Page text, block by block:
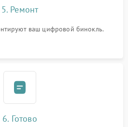
5. Ремонт
ваш цифровой бинокль.
6. Готово